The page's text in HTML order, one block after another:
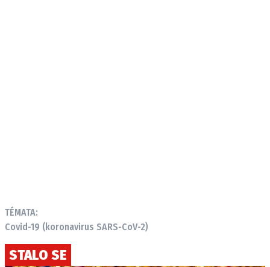
TÉMATA:
Covid-19 (koronavirus SARS-CoV-2)
STALO SE